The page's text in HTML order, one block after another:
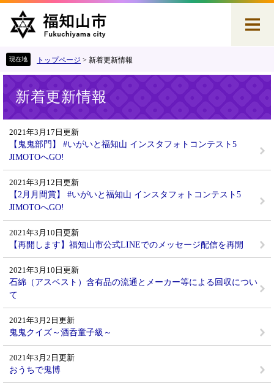
本
トップページ > 新着更新情報
新着更新情報
2021年3月17日更新
【鬼鬼部門】 #いがいと福知山 インスタフォトコンテスト5
JIMOTOへGO!
2021年3月12日更新
【2月月間賞】 #いがいと福知山 インスタフォトコンテスト5
JIMOTOへGO!
2021年3月10日更新
【再開します】福知山市公式LINEでのメッセージ配信を再開
2021年3月10日更新
石綿（アスベスト）含有品の流通とメーカー等による回収につい
て
2021年3月2日更新
鬼鬼クイズ～酒呑童子級～
2021年3月2日更新
おうちで鬼博